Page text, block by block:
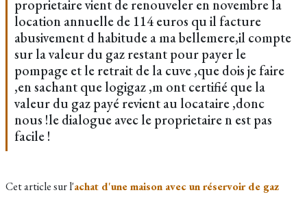
proprietaire vient de renouveler en novembre la
location annuelle de 114 euros qu il facture
abusivement d habitude a ma bellemere,il compte
sur la valeur du gaz restant pour payer le
pompage et le retrait de la cuve ,que dois je faire
,en sachant que logigaz ,m ont certifié que la
valeur du gaz payé revient au locataire ,donc
nous !le dialogue avec le proprietaire n est pas
facile !
Cet article sur l'achat d'une maison avec un réservoir de gaz